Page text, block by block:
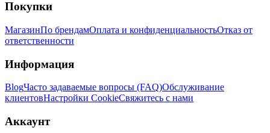
Покупки
МагазинПо брендамОплата и конфиденциальностьОтказ от
ответственности
Информация
BlogЧасто задаваемые вопросы (FAQ)Обслуживание
клиентовНастройки CookieСвяжитесь с нами
Аккаунт